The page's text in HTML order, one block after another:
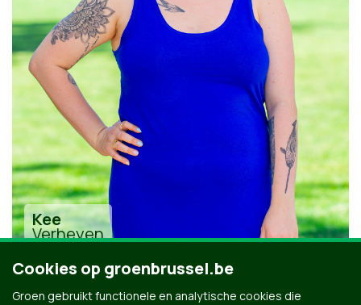
Kee
Verheyen
Cookies op groenbrussel.be
Groen gebruikt functionele en analytische cookies die